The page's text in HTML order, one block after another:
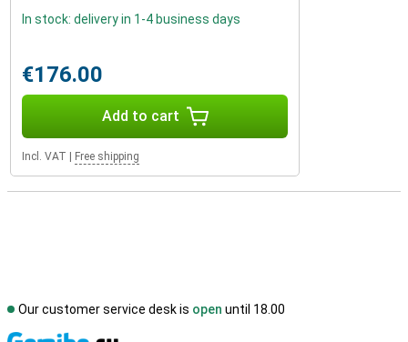
In stock: delivery in 1-4 business days
€176.00
Add to cart
Incl. VAT Free shipping
Our customer service desk is open until 18.00